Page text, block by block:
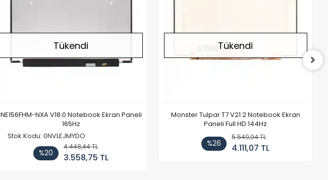
Tükendi
NE156FHM-NXA V18.0 Notebook Ekran Paneli
165Hz
Stok Kodu: 0NVLEJMYDO
%20
4.448,44 TL
3.558,75 TL
Tükendi
Monster Tulpar T7 V21.2 Notebook Ekran
Paneli Full HD 144Hz
%26
5.549,94 TL
4.111,07 TL